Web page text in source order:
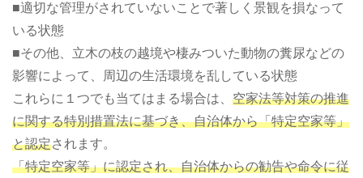
■適切な管理がされていないことで著しく景観を損なって
いる状態
■その他、立木の枝の越境や棲みついた動物の糞尿などの
影響によって、周辺の生活環境を乱している状態
これらに１つでも当てはまる場合は、 空家法等対策の推進
に関する特別措置法に基づき、自治体から「特定空家等」
と認定されます。
「特定空家等」に認定され、自治体からの勧告や命令に従